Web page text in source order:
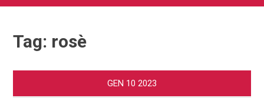
Tag: rosè
GEN 10 2023